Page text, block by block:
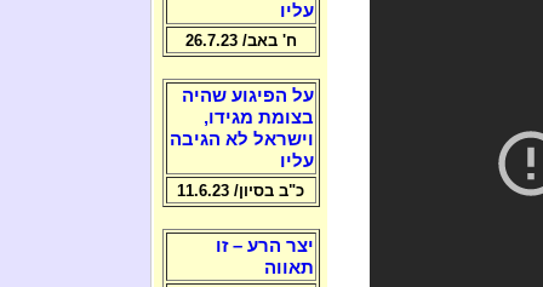
עליו
ח' באב/ 26.7.23
על הפיגוע שהיה
בצומת מגידו,
וישראל לא הגיבה
עליו
כ"ב בסיון/ 11.6.23
יצר הרע – זו
תאווה